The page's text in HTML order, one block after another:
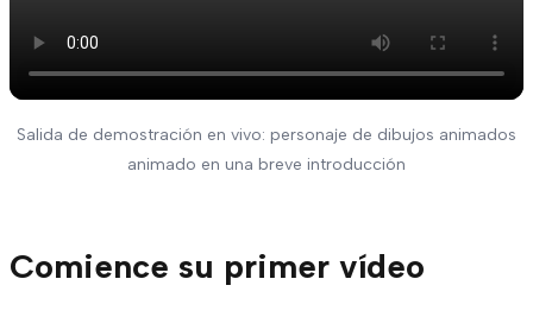
Salida de demostración en vivo: personaje de dibujos animados
animado en una breve introducción
Comience su primer vídeo